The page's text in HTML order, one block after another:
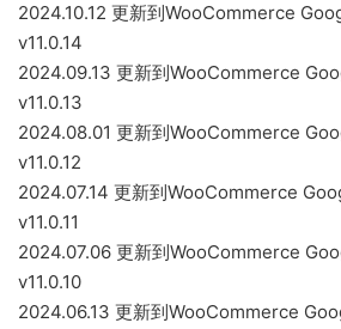
2024.10.12 更新到WooCommerce
v11.0.14
2024.09.13 更新到WooCommerce
v11.0.13
2024.08.01 更新到WooCommerce
v11.0.12
2024.07.14 更新到WooCommerce
v11.0.11
2024.07.06 更新到WooCommerce
v11.0.10
2024.06.13 更新到WooCommerce